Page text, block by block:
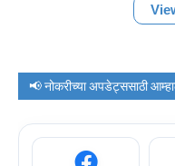
📢 नोकरीच्या अपडेट्ससाठी